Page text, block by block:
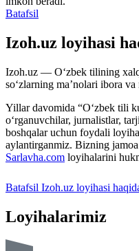
Batafsil
Izoh.uz loyihasi
Izoh.uz — O‘zbek tilining
so‘zlarning ma’nolari ibora
Yillar davomida “O‘zbek tili
o‘rganuvchilar, jurnalistlar,
boshqalar uchun foydali
aylantirganmiz. Bizning jamoa
Sarlavha.com loyihalarini
Batafsil Izoh.uz loyihasi
Loyihalarimiz